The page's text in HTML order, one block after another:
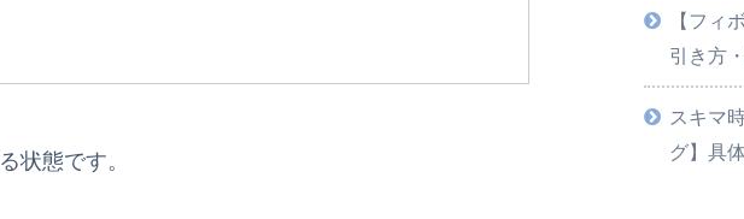
状態です。
【フィ
引き方
スキマ
グ】具